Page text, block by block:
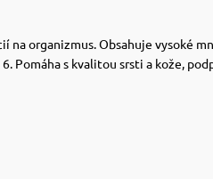
organizmus. Obsahuje vysoké
Pomáha s kvalitou srsti a kože,